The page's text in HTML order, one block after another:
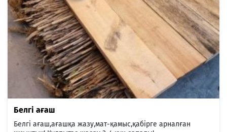
Белгі ағаш
Белгі ағаш,ағашқа жазу,мат-қамыс,қабірге арналған